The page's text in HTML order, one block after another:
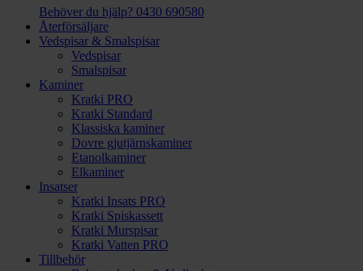
Behöver du hjälp? 0430 690580
Återförsäljare
Vedspisar & Smalspisar
Vedspisar
Smalspisar
Kaminer
Kratki PRO
Kratki Standard
Klassiska kaminer
Dovre gjutjärnskaminer
Etanolkaminer
Elkaminer
Insatser
Kratki Insats PRO
Kratki Spiskassett
Kratki Murspisar
Kratki Vatten PRO
Tillbehör